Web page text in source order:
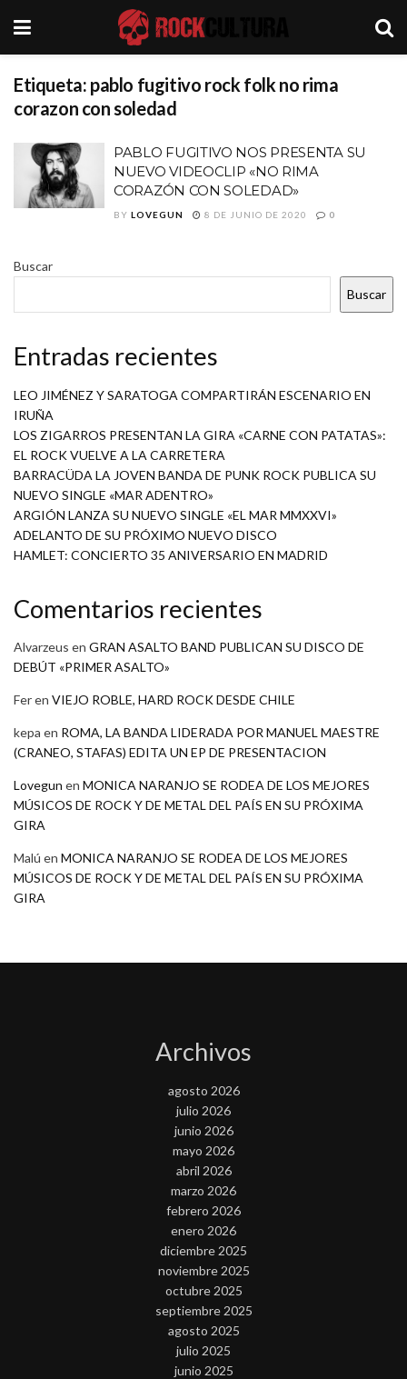
Etiqueta: pablo fugitivo rock folk no rima
corazon con soledad
PABLO FUGITIVO NOS PRESENTA SU
NUEVO VIDEOCLIP «NO RIMA
CORAZÓN CON SOLEDAD»
BY LOVEGUN 8 DE JUNIO DE 2020 0
Buscar
Buscar
Entradas recientes
LEO JIMÉNEZ Y SARATOGA COMPARTIRÁN ESCENARIO EN
IRUÑA
LOS ZIGARROS PRESENTAN LA GIRA «CARNE CON PATATAS»:
EL ROCK VUELVE A LA CARRETERA
BARRACÜDA LA JOVEN BANDA DE PUNK ROCK PUBLICA SU
NUEVO SINGLE «MAR ADENTRO»
ARGIÓN LANZA SU NUEVO SINGLE «EL MAR MMXXVI»
ADELANTO DE SU PRÓXIMO NUEVO DISCO
HAMLET: CONCIERTO 35 ANIVERSARIO EN MADRID
Comentarios recientes
Alvarzeus en GRAN ASALTO BAND PUBLICAN SU DISCO DE
DEBÚT «PRIMER ASALTO»
Feren VIEJO ROBLE, HARD ROCK DESDE CHILE
kepa en ROMA, LA BANDA LIDERADA POR MANUEL MAESTRE
(CRANEO, STAFAS) EDITA UN EP DE PRESENTACION
Lovegun en MONICA NARANJO SE RODEA DE LOS MEJORES
MÚSICOS DE ROCK Y DE METAL DEL PAÍS EN SU PRÓXIMA
GIRA
Malú en MONICA NARANJO SE RODEA DE LOS MEJORES
MÚSICOS DE ROCK Y DE METAL DEL PAÍS EN SU PRÓXIMA
GIRA
Archivos
agosto 2026
julio 2026
junio 2026
mayo 2026
abril 2026
marzo 2026
febrero 2026
enero 2026
diciembre 2025
noviembre 2025
octubre 2025
septiembre 2025
agosto 2025
julio 2025
junio 2025